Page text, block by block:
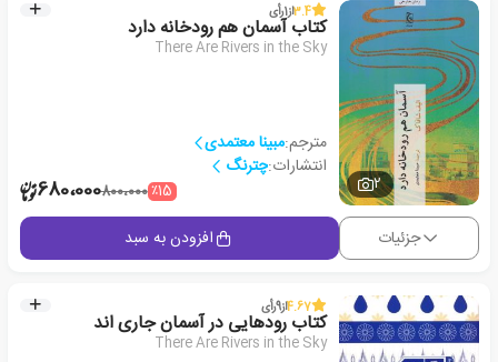
2
3.4از1رأی
کتاب آسمان هم رودخانه دارد
There Are Rivers in the Sky
مترجم:مبینا معتمدی
انتشارات:چترنگ
٪15800،000680،000
جزئیات افزودن به سبد
4.67از9رأی
کتاب رودهایی در آسمان جاری اند
There Are Rivers in the Sky